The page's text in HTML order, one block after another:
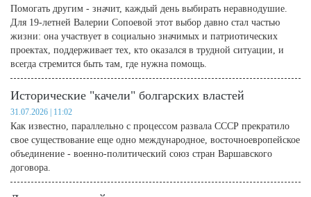
Помогать другим - значит, каждый день выбирать неравнодушие.
Для 19-летней Валерии Сопоевой этот выбор давно стал частью
жизни: она участвует в социально значимых и патриотических
проектах, поддерживает тех, кто оказался в трудной ситуации, и
всегда стремится быть там, где нужна помощь.
Исторические "качели" болгарских властей
31.07.2026 | 11:02
Как известно, параллельно с процессом развала СССР прекратило
свое существование еще одно международное, восточноевропейское
объединение - военно-политический союз стран Варшавского
договора.